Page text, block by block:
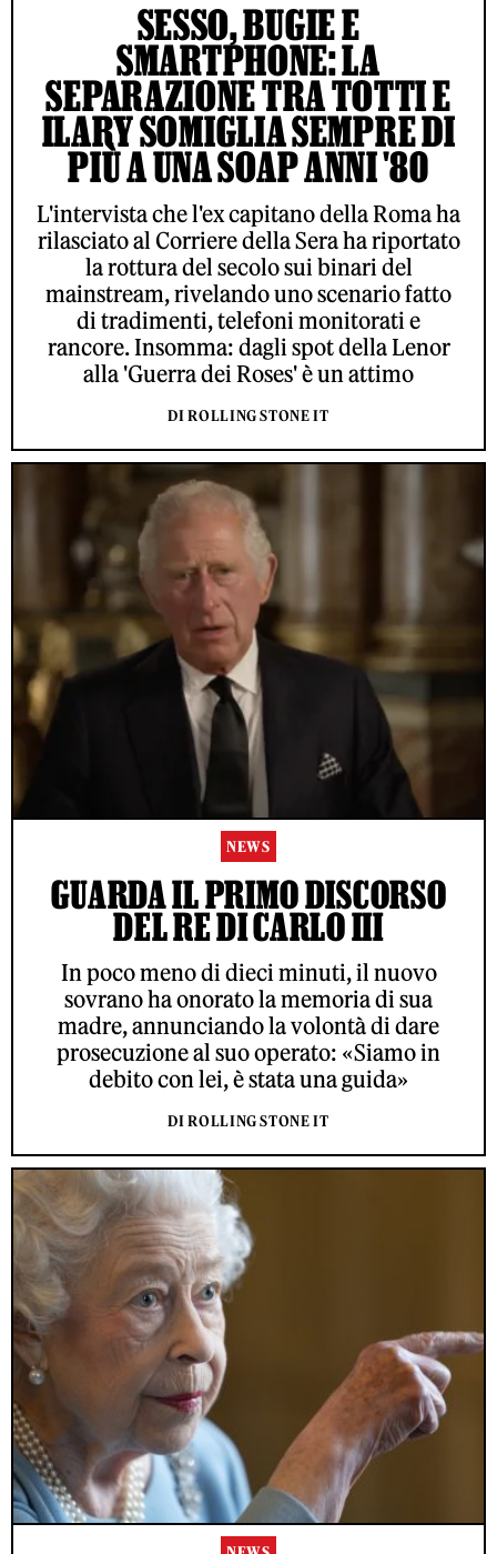
SESSO, BUGIE E
SMARTPHONE: LA
SEPARAZIONE TRA TOTTI E
ILARY SOMIGLIA SEMPRE DI
PIÙ A UNA SOAP ANNI '80
L'intervista che l'ex capitano della Roma ha
rilasciato al Corriere della Sera ha riportato
la rottura del secolo sui binari del
mainstream, rivelando uno scenario fatto
di tradimenti, telefoni monitorati e
rancore. Insomma: dagli spot della Lenor
alla 'Guerra dei Roses' è un attimo
DI ROLLING STONE IT
NEWS
GUARDA IL PRIMO DISCORSO
DEL RE DI CARLO III
In poco meno di dieci minuti, il nuovo
sovrano ha onorato la memoria di sua
madre, annunciando la volontà di dare
prosecuzione al suo operato: «Siamo in
debito con lei, è stata una guida»
DI ROLLING STONE IT